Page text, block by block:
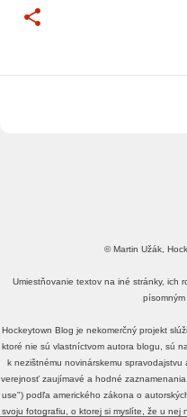
© Martin Užák,
Umiestňovanie textov na iné stránky, ich
písomným
Hockeytown Blog je nekomerčný projekt
ktoré nie sú vlastníctvom autora blogu, sú
k nezištnému novinárskemu
verejnosť zaujímavé a hodné
use") podľa amerického zákona o
svoju fotografiu, o ktorej si myslíte, že u nej